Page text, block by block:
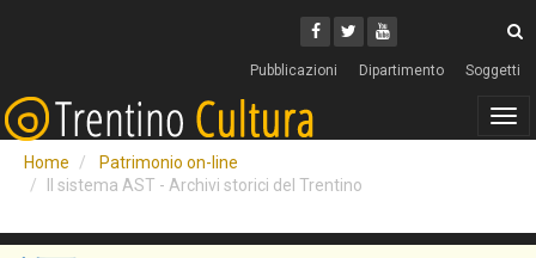
Facebook
Twitter
Youtube
Pubblicazioni Dipartimento Soggetti
Home
Patrimonio on-line
Il sistema AST - Archivi storici del Trentino